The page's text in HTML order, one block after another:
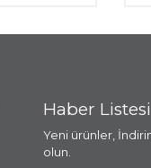
Haber Listesi
Yeni ürünler,
olun.